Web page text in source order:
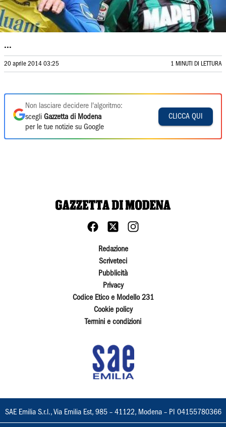
...
20 aprile 2014 03:25 1 MINUTI DI LETTURA
Non lasciare decidere l'algoritmo:
scegli Gazzetta di Modena
per le tue notizie su Google
CLICCA QUI
Redazione
Scriveteci
Pubblicità
Privacy
Codice Etico e Modello 231
Cookie policy
Termini e condizioni
SAE Emilia S.r.l., Via Emilia Est, 985 – 41122, Modena – PI 04155780366